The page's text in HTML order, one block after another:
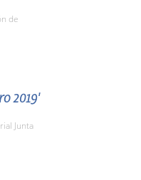
de
2019'
Junta